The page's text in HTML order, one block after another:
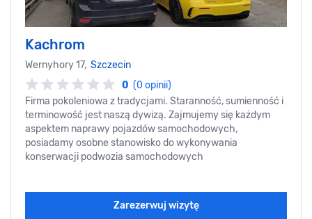
Kachrom
Wernyhory 17, Szczecin
0 (0 opinii)
Firma pokoleniowa z tradycjami. Staranność, sumienność i
terminowość jest naszą dywizą. Zajmujemy się każdym
aspektem naprawy pojazdów samochodowych,
posiadamy osobne stanowisko do wykonywania
konserwacji podwozia samochodowych
Zarezerwuj wizytę